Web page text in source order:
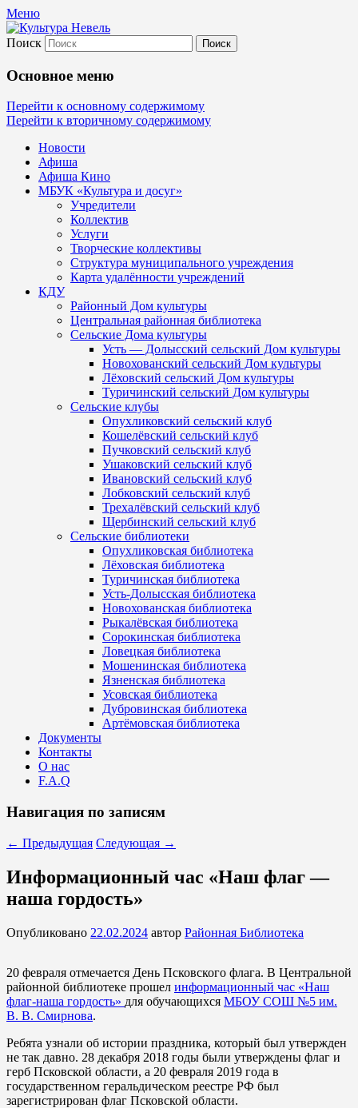
Меню
Культура Невель
МБУК Невельского района "Культура
и досуг"
Поиск
Основное меню
Перейти к основному содержимому
Перейти к вторичному содержимому
Новости
Афиша
Афиша Кино
МБУК «Культура и досуг»
Учредители
Коллектив
Услуги
Творческие коллективы
Структура муниципального учреждения
Карта удалённости учреждений
КДУ
Районный Дом культуры
Центральная районная библиотека
Сельские Дома культуры
Усть — Долысский сельский Дом культуры
Новохованский сельский Дом культуры
Лёховский сельский Дом культуры
Туричинский сельский Дом культуры
Сельские клубы
Опухликовский сельский клуб
Кошелёвский сельский клуб
Пучковский сельский клуб
Ушаковский сельский клуб
Ивановский сельский клуб
Лобковский сельский клуб
Трехалёвский сельский клуб
Щербинский сельский клуб
Сельские библиотеки
Опухликовская библиотека
Лёховская библиотека
Туричинская библиотека
Усть-Долысская библиотека
Новохованская библиотека
Рыкалёвская библиотека
Сорокинская библиотека
Ловецкая библиотека
Мошенинская библиотека
Язненская библиотека
Усовская библиотека
Дубровинская библиотека
Артёмовская библиотека
Документы
Контакты
О нас
F.A.Q
Навигация по записям
← Предыдущая Следующая →
Информационный час «Наш флаг —
наша гордость»
Опубликовано 22.02.2024 автор Районная Библиотека
20 февраля отмечается День Псковского флага. В Центральной
районной библиотеке прошел информационный час «Наш
флаг-наша гордость» для обучающихся МБОУ СОШ №5 им.
В. В. Смирнова.
Ребята узнали об истории праздника, который был утвержден
не так давно. 28 декабря 2018 годы были утверждены флаг и
герб Псковской области, а 20 февраля 2019 года в
государственном геральдическом реестре РФ был
зарегистрирован флаг Псковской области.